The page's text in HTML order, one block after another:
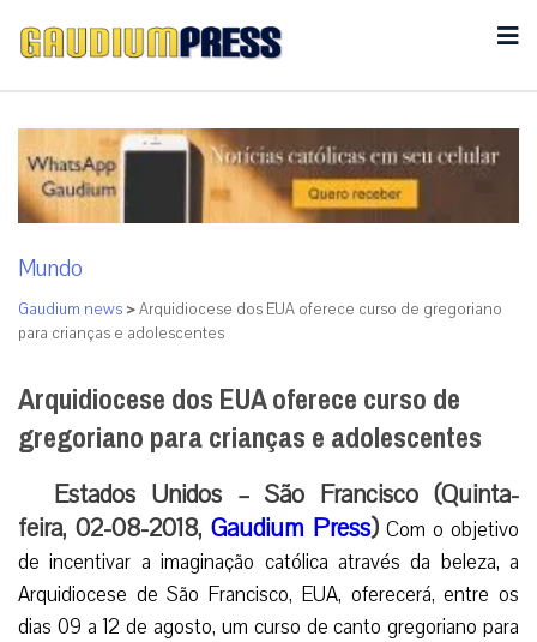
Mundo
Gaudium news >Arquidiocese dos EUA oferece curso de gregoriano
para crianças e adolescentes
Arquidiocese dos EUA oferece curso de
gregoriano para crianças e adolescentes
Estados Unidos – São Francisco (Quinta-
feira, 02-08-2018,Gaudium Press)Com o objetivo
de incentivar a imaginação católica através da beleza, a
Arquidiocese de São Francisco, EUA, oferecerá, entre os
dias 09 a 12 de agosto, um curso de canto gregoriano para